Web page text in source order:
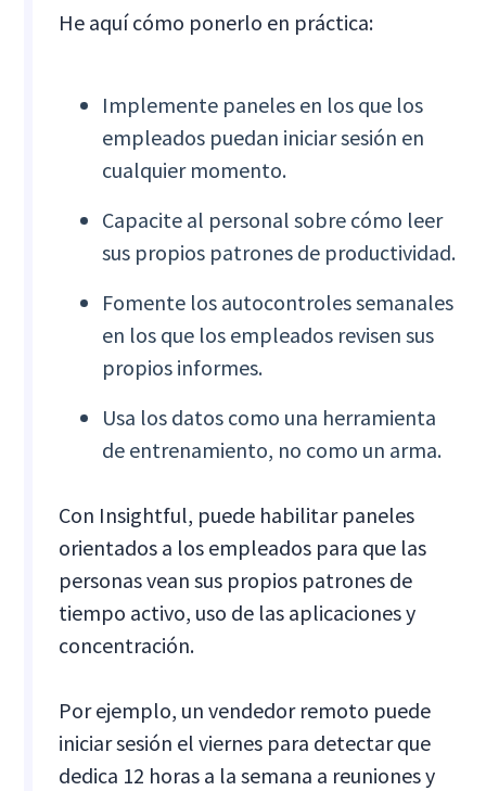
He aquí cómo ponerlo en práctica:
Implemente paneles en los que los
empleados puedan iniciar sesión en
cualquier momento.
Capacite al personal sobre cómo leer
sus propios patrones de productividad.
Fomente los autocontroles semanales
en los que los empleados revisen sus
propios informes.
Usa los datos como una herramienta
de entrenamiento, no como un arma.
Con Insightful, puede habilitar paneles
orientados a los empleados para que las
personas vean sus propios patrones de
tiempo activo, uso de las aplicaciones y
concentración.
Por ejemplo, un vendedor remoto puede
iniciar sesión el viernes para detectar que
dedica 12 horas a la semana a reuniones y